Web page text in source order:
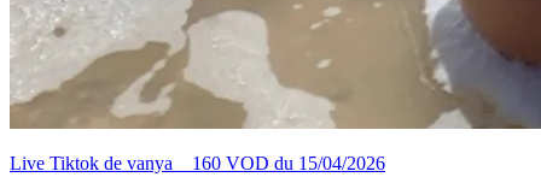
Live Tiktok de vanya__160 VOD du 15/04/2026